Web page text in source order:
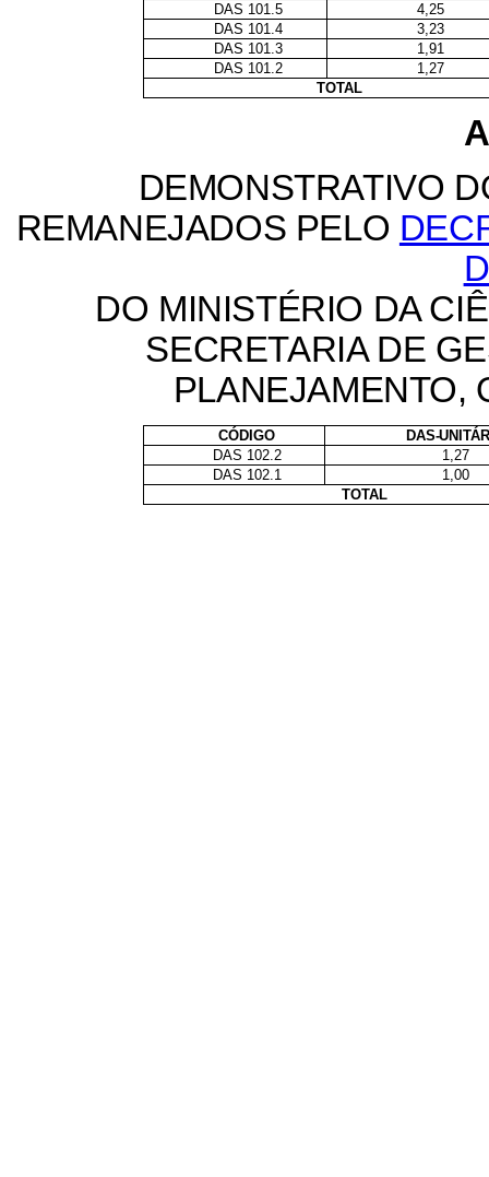
DAS 101.5
4,25
DAS 101.4
3,23
DAS 101.3
1,91
DAS 101.2
1,27
TOTAL
DEMONSTRATIVO
REMANEJADOS PELO
DO MINISTÉRIO DA
SECRETARIA DE
PLANEJAMENTO,
CÓDIGO
DAS-
DAS 102.2
1,27
DAS 102.1
1,00
TOTAL